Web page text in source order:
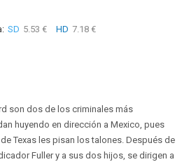
SD 5.53 € HD 7.18 €
son dos de los criminales más
huyendo en dirección a Mexico, pues
Texas les pisan los talones. Después de
Fuller y a sus dos hijos, se dirigen a